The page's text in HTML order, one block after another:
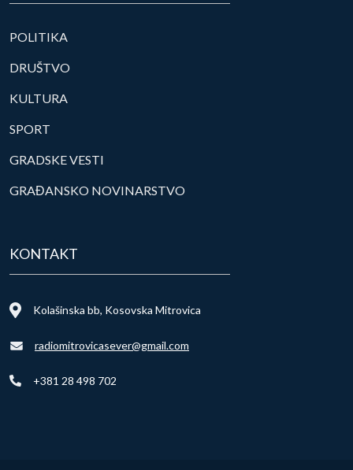
POLITIKA
DRUŠTVO
KULTURA
SPORT
GRADSKE VESTI
GRAĐANSKO NOVINARSTVO
KONTAKT
Kolašinska bb, Kosovska Mitrovica
radiomitrovicasever@gmail.com
+381 28 498 702